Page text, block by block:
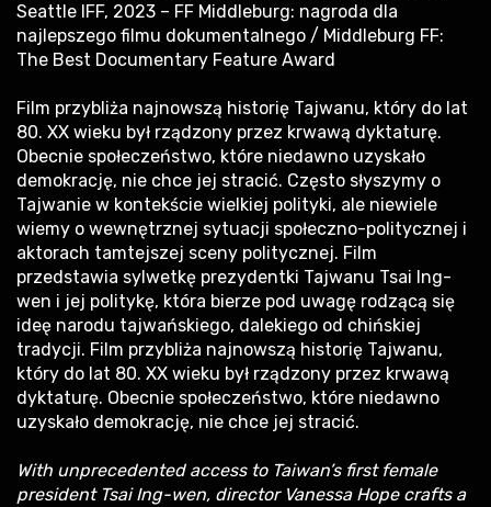
Seattle IFF, 2023 – FF Middleburg: nagroda dla
najlepszego filmu dokumentalnego / Middleburg FF:
The Best Documentary Feature Award
Film przybliża najnowszą historię Tajwanu, który do lat
80. XX wieku był rządzony przez krwawą dyktaturę.
Obecnie społeczeństwo, które niedawno uzyskało
demokrację, nie chce jej stracić. Często słyszymy o
Tajwanie w kontekście wielkiej polityki, ale niewiele
wiemy o wewnętrznej sytuacji społeczno-politycznej i
aktorach tamtejszej sceny politycznej. Film
przedstawia sylwetkę prezydentki Tajwanu Tsai Ing-
wen i jej politykę, która bierze pod uwagę rodzącą się
ideę narodu tajwańskiego, dalekiego od chińskiej
tradycji. Film przybliża najnowszą historię Tajwanu,
który do lat 80. XX wieku był rządzony przez krwawą
dyktaturę. Obecnie społeczeństwo, które niedawno
uzyskało demokrację, nie chce jej stracić.
With unprecedented access to Taiwan’s first female
president Tsai Ing-wen, director Vanessa Hope crafts a